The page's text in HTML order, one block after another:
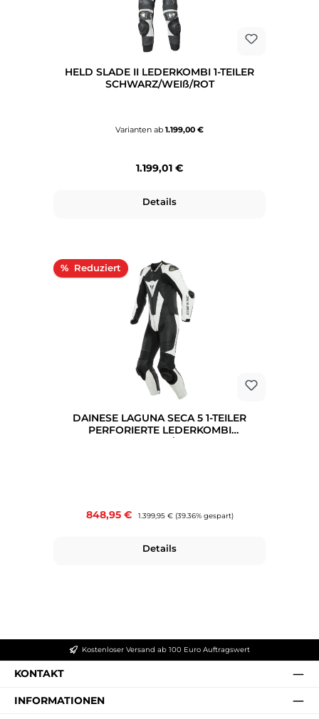
HELD SLADE II LEDERKOMBI 1-TEILER
SCHWARZ/WEIß/ROT
Varianten ab 1.199,00 €
Regulärer Preis:
1.199,01 €
Details
% Rabatt
DAINESE LAGUNA SECA 5 1-TEILER
PERFORIERTE LEDERKOMBI
Verkaufspreis:
848,95 € Regulärer Preis:
1.399,95 € (39.36% gespart)
Details
Kostenloser Versand ab 100 Euro Auftragswert
KONTAKT
INFORMATIONEN